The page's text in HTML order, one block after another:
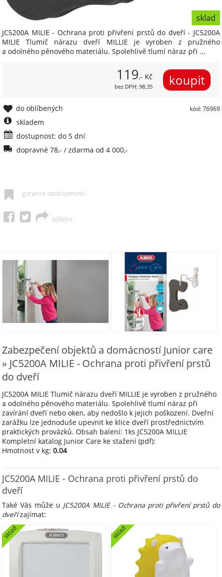
JC5200A MILIE - Ochrana proti přivření prstů do dveří - JC5200A
MILIE Tlumič nárazu dveří MILLIE je vyroben z pružného
a odolného pěnového materiálu. Spolehlivě tlumí náraz při ...
sklad
119,- Kč
bez DPH: 98,35
kód: 76969
do oblíbených
skladem
dostupnost: do 5 dní
dopravné 78,- / zdarma od 4 000,-
garance spokojenosti
sdílejte
Zabezpečení objektů a domácností Junior care
» JC5200A MILIE - Ochrana proti přivření prstů
do dveří
JC5200A MILIE Tlumič nárazu dveří MILLIE je vyroben z pružného
a odolného pěnového materiálu. Spolehlivě tlumí náraz při
zavírání dveří nebo oken, aby nedošlo k jejich poškození. Dveřní
zarážku lze jednoduše upevnit ke klice dveří prostřednictvím
praktických provázků. Obsah balení: 1ks JC5200A MILLIE
Kompletní katalog Junior Care ke stažení (pdf):
Hmotnost v kg:0.04
JC5200A MILIE - Ochrana proti přivření prstů do
dveří
Také Vás může u JC5200A MILIE - Ochrana proti přivření prstů do
dveřízajímat:
sklad sklad